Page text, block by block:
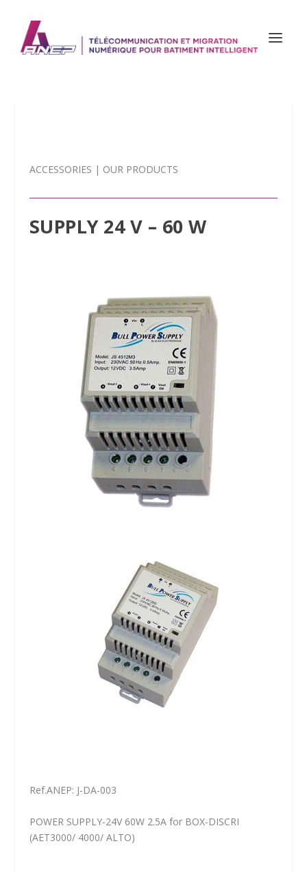
ACCESSORIES | OUR PRODUCTS
SUPPLY 24 V – 60 W
Ref.ANEP: J-DA-003
POWER SUPPLY-24V 60W 2.5A for BOX-DISCRI
(AET3000/ 4000/ ALTO)